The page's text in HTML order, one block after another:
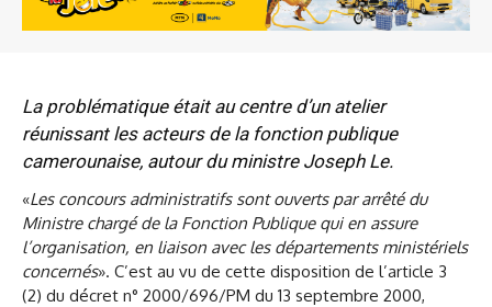
La problématique était au centre d’un atelier
réunissant les acteurs de la fonction publique
camerounaise, autour du ministre Joseph Le.
«Les concours administratifs sont ouverts par arrêté du
Ministre chargé de la Fonction Publique qui en assure
l’organisation, en liaison avec les départements ministériels
concernés». C’est au vu de cette disposition de l’article 3
(2) du décret n° 2000/696/PM du 13 septembre 2000,